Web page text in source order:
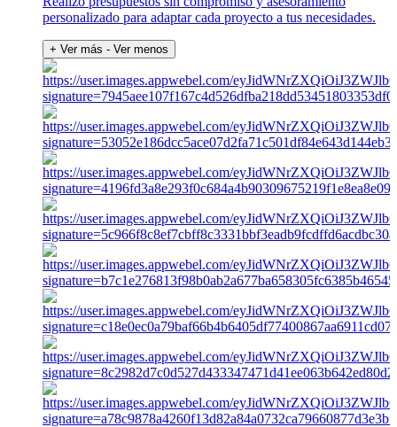
personalizado para adaptar cada proyecto a tus necesidades.
+ Ver más - Ver menos